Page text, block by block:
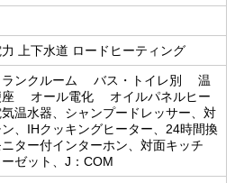
上下水道 ロードヒーティング
ランクルーム バス・トイレ別 温
座 オール電化 オイルパネルヒー
気温水器、シャンプードレッサー、対
、IHクッキングヒーター、24時間換
ター付インターホン、対面キッチ
ゼット、J：COM